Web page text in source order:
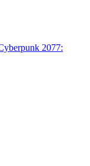
2077: